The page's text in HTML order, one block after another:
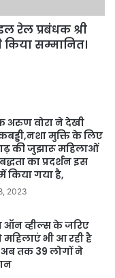
रेल प्रबंधक श्री
किया सम्मानित।
अरुण वोरा ने देखी
मुक्ति के लिए
की जुझारू महिलाओं
का प्रदर्शन इस
किया गया है,
2023
ऑन व्हील्स के जरिए
महिलाएं भी आ रही है
तक 39 लोगों ने